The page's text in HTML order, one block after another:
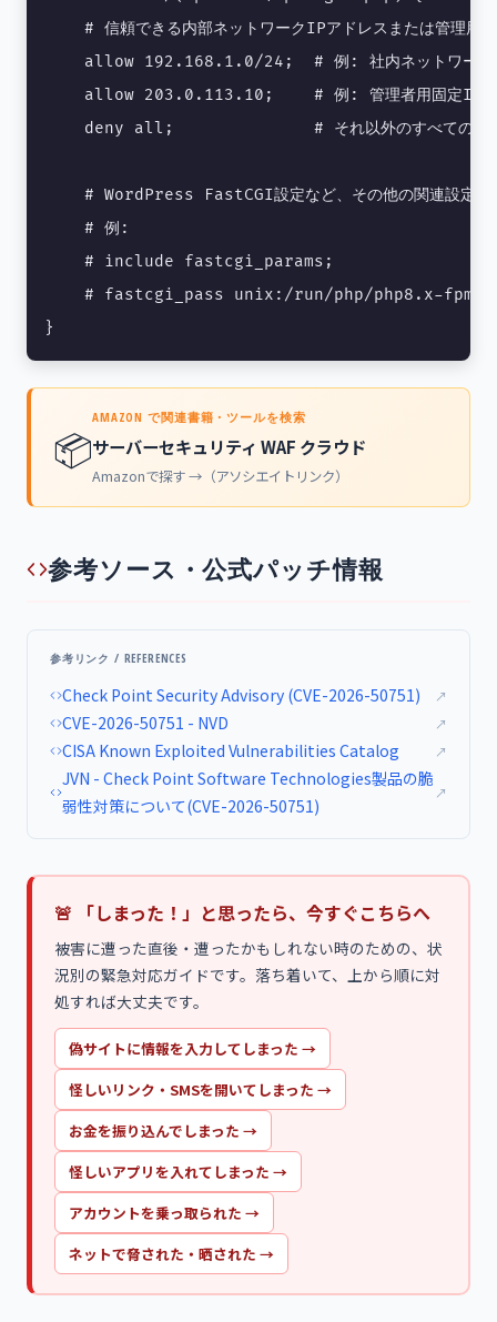
# 信頼できる内部ネットワークIPアドレスまたは管理用
allow 192.168.1.0/24;  # 例: 社内ネットワーク
allow 203.0.113.10;    # 例: 管理者用固定IPア
deny all;              # それ以外のすべてのア
# WordPress FastCGI設定など、その他の関連設定を
    # 例:
    # include fastcgi_params;
# fastcgi_pass unix:/run/php/php8.x-
}
📦
AMAZON で関連書籍・ツールを検索
サーバーセキュリティ WAF クラウド
Amazonで探す →（アソシエイトリンク）
参考ソース・公式パッチ情報
参考リンク / REFERENCES
Check Point Security Advisory (CVE-2026-50751) ↗
CVE-2026-50751 - NVD ↗
CISA Known Exploited Vulnerabilities Catalog ↗
JVN - Check Point Software Technologies製品の脆
弱性対策について(CVE-2026-50751)
↗
🚨 「しまった！」と思ったら、今すぐこちらへ
被害に遭った直後・遭ったかもしれない時のための、状
況別の緊急対応ガイドです。落ち着いて、上から順に対
処すれば大丈夫です。
偽サイトに情報を入力してしまった →
怪しいリンク・SMSを開いてしまった →
お金を振り込んでしまった →
怪しいアプリを入れてしまった →
アカウントを乗っ取られた →
ネットで脅された・晒された →